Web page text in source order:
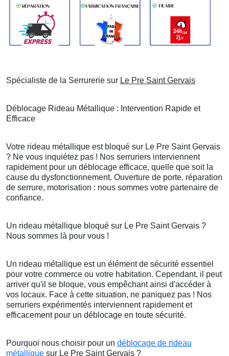
Spécialiste de la Serrurerie sur Le Pre Saint Gervais
Déblocage Rideau Métallique : Intervention Rapide et
Efficace
Votre rideau métallique est bloqué sur Le Pre Saint Gervais
? Ne vous inquiétez pas ! Nos serruriers interviennent
rapidement pour un déblocage efficace, quelle que soit la
cause du dysfonctionnement. Ouverture de porte, réparation
de serrure, motorisation : nous sommes votre partenaire de
confiance.
Un rideau métallique bloqué sur Le Pre Saint Gervais ?
Nous sommes là pour vous !
Un rideau métallique est un élément de sécurité essentiel
pour votre commerce ou votre habitation. Cependant, il peut
arriver qu'il se bloque, vous empêchant ainsi d'accéder à
vos locaux. Face à cette situation, ne paniquez pas ! Nos
serruriers expérimentés interviennent rapidement et
efficacement pour un déblocage en toute sécurité.
Pourquoi nous choisir pour un déblocage de rideau
métallique sur Le Pre Saint Gervais ?